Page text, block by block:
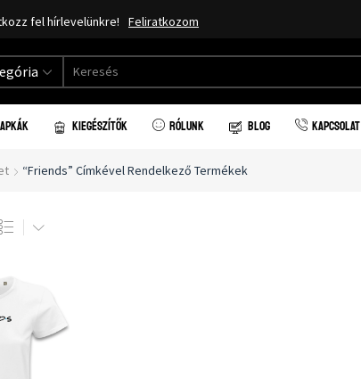
fel hírlevelünkre! Feliratkozom
KIEGÉSZÍTŐK RÓLUNK BLOG KAPCSOLAT
“friends” Címkével Rendelkező Termékek